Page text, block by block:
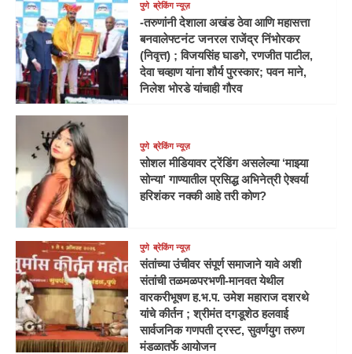
पुणे ब्रेकिंग न्यूज़
-तरुणांनी देशाला अखंड ठेवा आणि महासत्ता
बनवालेफ्टनंट जनरल राजेंद्र निंभोरकर
(निवृत्त) ; विजयसिंह घाडगे, रणजीत पाटील,
देवा चव्हाण यांना शौर्य पुरस्कार; पवन माने,
निलेश भोरडे यांचाही गौरव
पुणे ब्रेकिंग न्यूज़
सोशल मीडियावर ट्रेंडिंग असलेल्या ‘माझ्या
सोन्या’ गाण्यातील प्रसिद्ध अभिनेत्री ऐश्वर्या
हरिशंकर नक्की आहे तरी कोण?
पुणे ब्रेकिंग न्यूज़
संतांच्या उंचीवर संपूर्ण समाजाने यावे अशी
संतांची तळमळपरभणी-मानवत येथील
वारकरीभूषण ह.भ.प. उमेश महाराज दशरथे
यांचे कीर्तन ; श्रीमंत दगडूशेठ हलवाई
सार्वजनिक गणपती ट्रस्ट, सुवर्णयुग तरुण
मंडळातर्फे आयोजन